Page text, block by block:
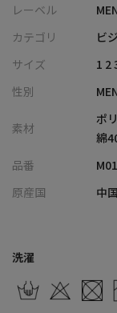
【整える、纏う。大
COVEROSS Wと
クス「セラメア」
を両立した、現代の
“働きながら整う”
なぎます。
【デザイン/素材】
COVEROSSと雑誌
感を持ちながら、ジ
備しています。
レーベル
カテゴリ
ビ
サイズ
1 2
性別
素材
ポ
綿
品番
原産国
中
洗濯